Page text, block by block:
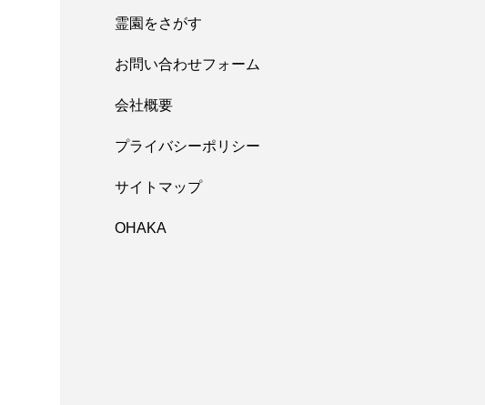
霊園をさがす
お問い合わせフォーム
会社概要
プライバシーポリシー
サイトマップ
OHAKA